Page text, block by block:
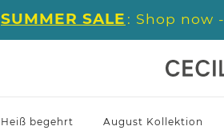
SUMMER SALE : Shop now -
Heiß begehrt August Kollektion